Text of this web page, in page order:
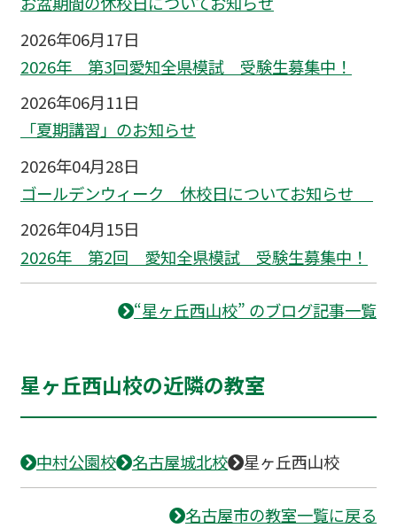
2026年06月17日
2026年 第3回愛知全県模試 受験生募集中！
2026年06月11日
「夏期講習」のお知らせ
2026年04月28日
ゴールデンウィーク 休校日についてお知らせ
2026年04月15日
2026年 第2回 愛知全県模試 受験生募集中！
“星ヶ丘西山校” のブログ記事一覧
星ヶ丘西山校の近隣の教室
中村公園校 名古屋城北校 星ヶ丘西山校
名古屋市の教室一覧に戻る